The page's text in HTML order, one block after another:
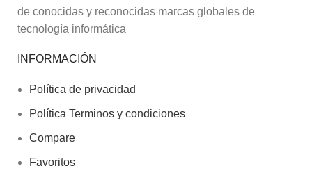
de conocidas y reconocidas marcas globales de
tecnología informática
INFORMACIÓN
Política de privacidad
Política Terminos y condiciones
Compare
Favoritos